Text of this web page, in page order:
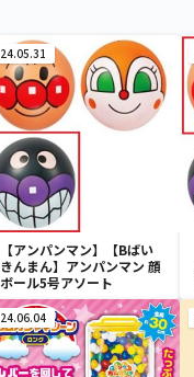
24.05.31
【アンパンマン】【Bばい
きんまん】アンパンマン 顔
ボール5号アソート
24.06.04